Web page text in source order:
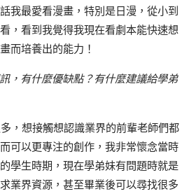
我最愛看漫畫，特別是日漫，從小到
，看到我覺得我現在看劇本能快速想
而培養出的能力！
，有什麼優缺點？有什麼建議給學弟
，想接觸想認識業界的前輩老師們都
可以更專注的創作，我非常懷念當時
學生時期，現在學弟妹有問題時就是
業界資源，甚至畢業後可以尋找很多